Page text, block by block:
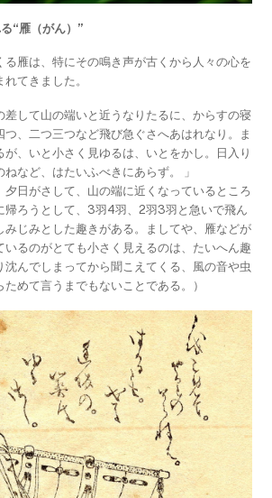
“雁（がん）”
る雁は、特にその鳴き声が古くから人々の心を
てきました。
差して山の端いと近うなりたるに、からすの寝
つ、二つ三つなど飛び急ぐさへあはれなり。ま
が、いと小さく見ゆるは、いとをかし。日入り
など、はたいふべきにあらず。 」
夕日がさして、山の端に近くなっているところ
帰ろうとして、3羽4羽、2羽3羽と急いで飛ん
みじみとした趣きがある。ましてや、雁などが
いるのがとても小さく見えるのは、たいへん趣
沈んでしまってから聞こえてくる、風の音や虫
めて言うまでもないことである。）